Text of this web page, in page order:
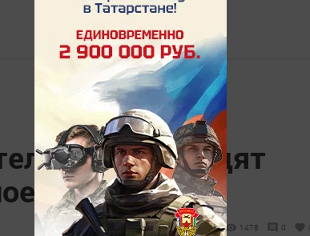
Земли увидят
затмение
1478 0